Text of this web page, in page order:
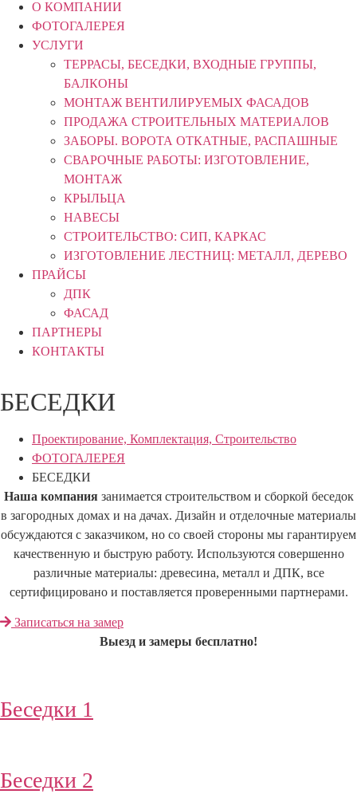
О КОМПАНИИ
ФОТОГАЛЕРЕЯ
УСЛУГИ
ТЕРРАСЫ, БЕСЕДКИ, ВХОДНЫЕ ГРУППЫ,
БАЛКОНЫ
МОНТАЖ ВЕНТИЛИРУЕМЫХ ФАСАДОВ
ПРОДАЖА СТРОИТЕЛЬНЫХ МАТЕРИАЛОВ
ЗАБОРЫ. ВОРОТА ОТКАТНЫЕ, РАСПАШНЫЕ
СВАРОЧНЫЕ РАБОТЫ: ИЗГОТОВЛЕНИЕ,
МОНТАЖ
КРЫЛЬЦА
НАВЕСЫ
СТРОИТЕЛЬСТВО: СИП, КАРКАС
ИЗГОТОВЛЕНИЕ ЛЕСТНИЦ: МЕТАЛЛ, ДЕРЕВО
ПРАЙСЫ
ДПК
ФАСАД
ПАРТНЕРЫ
КОНТАКТЫ
БЕСЕДКИ
Проектирование, Комплектация, Строительство
ФОТОГАЛЕРЕЯ
БЕСЕДКИ
Наша компаниязанимается строительством и сборкой беседок
в загородных домах и на дачах. Дизайн и отделочные материалы
обсуждаются с заказчиком, но со своей стороны мы гарантируем
качественную и быструю работу. Используются совершенно
различные материалы: древесина, металл и ДПК, все
сертифицировано и поставляется проверенными партнерами.
Записаться на замер
Выезд и замеры бесплатно!
Беседки 1
Беседки 2